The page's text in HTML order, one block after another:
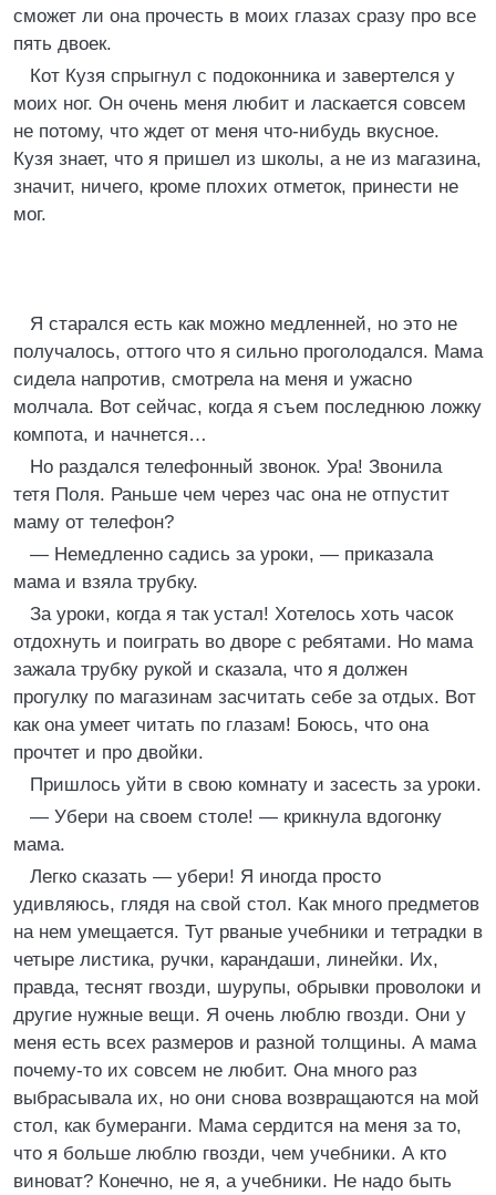
сможет ли она прочесть в моих глазах сразу про все
пять двоек.
Кот Кузя спрыгнул с подоконника и завертелся у
моих ног. Он очень меня любит и ласкается совсем
не потому, что ждет от меня что-нибудь вкусное.
Кузя знает, что я пришел из школы, а не из магазина,
значит, ничего, кроме плохих отметок, принести не
мог.
Я старался есть как можно медленней, но это не
получалось, оттого что я сильно проголодался. Мама
сидела напротив, смотрела на меня и ужасно
молчала. Вот сейчас, когда я съем последнюю ложку
компота, и начнется…
Но раздался телефонный звонок. Ура! Звонила
тетя Поля. Раньше чем через час она не отпустит
маму от телефон?
— Немедленно садись за уроки, — приказала
мама и взяла трубку.
За уроки, когда я так устал! Хотелось хоть часок
отдохнуть и поиграть во дворе с ребятами. Но мама
зажала трубку рукой и сказала, что я должен
прогулку по магазинам засчитать себе за отдых. Вот
как она умеет читать по глазам! Боюсь, что она
прочтет и про двойки.
Пришлось уйти в свою комнату и засесть за уроки.
— Убери на своем столе! — крикнула вдогонку
мама.
Легко сказать — убери! Я иногда просто
удивляюсь, глядя на свой стол. Как много предметов
на нем умещается. Тут рваные учебники и тетрадки в
четыре листика, ручки, карандаши, линейки. Их,
правда, теснят гвозди, шурупы, обрывки проволоки и
другие нужные вещи. Я очень люблю гвозди. Они у
меня есть всех размеров и разной толщины. А мама
почему-то их совсем не любит. Она много раз
выбрасывала их, но они снова возвращаются на мой
стол, как бумеранги. Мама сердится на меня за то,
что я больше люблю гвозди, чем учебники. А кто
виноват? Конечно, не я, а учебники. Не надо быть